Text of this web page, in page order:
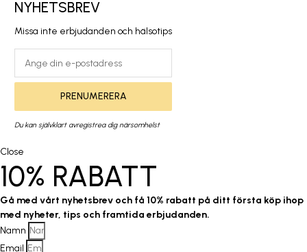
NYHETSBREV
Missa inte erbjudanden och hälsotips
PRENUMERERA
Du kan självklart avregistrea dig närsomhelst
Close
10% RABATT
Gå med vårt nyhetsbrev och få 10% rabatt på ditt första köp ihop
med nyheter, tips och framtida erbjudanden.
Namn
Email